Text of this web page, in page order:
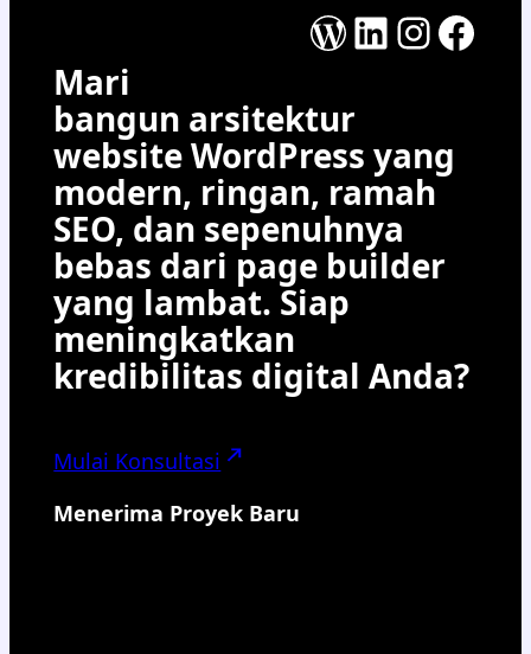
WordPress
LinkedIn
Mari
bangun arsitektur
website WordPress yang
modern, ringan, ramah
SEO, dan sepenuhnya
bebas dari page builder
yang lambat. Siap
meningkatkan
kredibilitas digital Anda?
Mulai Konsultasi
Menerima Proyek Baru